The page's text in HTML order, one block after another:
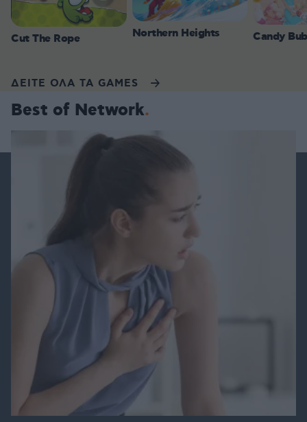
Cut The Rope Northern Heights Candy
ΔΕΙΤΕ ΟΛΑ ΤΑ GAMES
Best of Network